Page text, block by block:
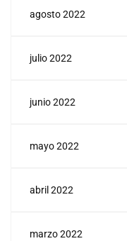
agosto 2022
julio 2022
junio 2022
mayo 2022
abril 2022
marzo 2022